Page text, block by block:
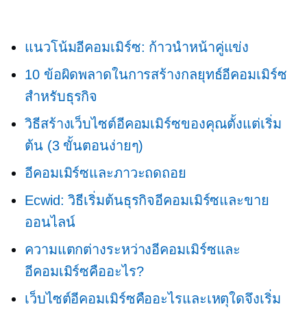
แนวโน้มอีคอมเมิร์ซ: ก้าวนำหน้าคู่แข่ง
10 ข้อผิดพลาดในการสร้างกลยุทธ์อีคอมเมิร์ซ
สำหรับธุรกิจ
วิธีสร้างเว็บไซต์อีคอมเมิร์ซของคุณตั้งแต่เริ่ม
ต้น (3 ขั้นตอนง่ายๆ)
อีคอมเมิร์ซและภาวะถดถอย
Ecwid: วิธีเริ่มต้นธุรกิจอีคอมเมิร์ซและขาย
ออนไลน์
ความแตกต่างระหว่างอีคอมเมิร์ซและ
อีคอมเมิร์ซคืออะไร?
เว็บไซต์อีคอมเมิร์ซคืออะไรและเหตุใดจึงเริ่ม